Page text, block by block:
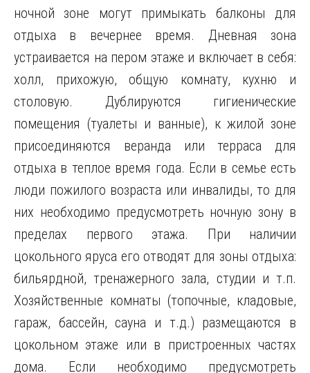
ночной зоне могут примыкать балконы для
отдыха в вечернее время. Дневная зона
устраивается на пером этаже и включает в себя:
холл, прихожую, общую комнату, кухню и
столовую. Дублируются гигиенические
помещения (туалеты и ванные), к жилой зоне
присоединяются веранда или терраса для
отдыха в теплое время года. Если в семье есть
люди пожилого возраста или инвалиды, то для
них необходимо предусмотреть ночную зону в
пределах первого этажа. При наличии
цокольного яруса его отводят для зоны отдыха:
бильярдной, тренажерного зала, студии и т.п.
Хозяйственные комнаты (топочные, кладовые,
гараж, бассейн, сауна и т.д.) размещаются в
цокольном этаже или в пристроенных частях
дома. Если необходимо предусмотреть